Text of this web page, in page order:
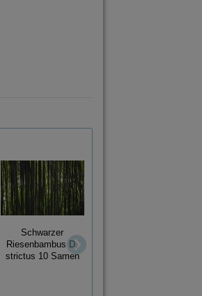
Schwarzer
Riesenbambus D.
strictus 10 Samen